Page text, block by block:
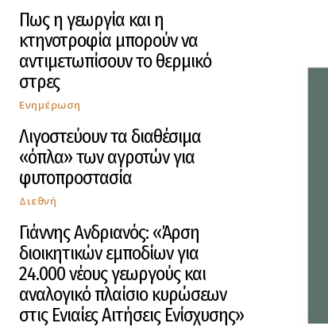
Πως η γεωργία και η
κτηνοτροφία μπορούν να
αντιμετωπίσουν το θερμικό
στρες
Ενημέρωση
Λιγοστεύουν τα διαθέσιμα
«όπλα» των αγροτών για
φυτοπροστασία
Διεθνή
Γιάννης Ανδριανός: «Άρση
διοικητικών εμποδίων για
24.000 νέους γεωργούς και
αναλογικό πλαίσιο κυρώσεων
στις Ενιαίες Αιτήσεις Ενίσχυσης»